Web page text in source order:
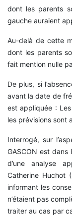
dont les parents
gauche auraient
Au-delà de cette
dont les parents
fait mention nulle
De plus, si
avant la date de
est appliquée :
les prévisions sont
Interrogé, sur
GASCON est dans
d’une analyse
Catherine Huchot
informant les
n’étaient pas
traiter au cas par